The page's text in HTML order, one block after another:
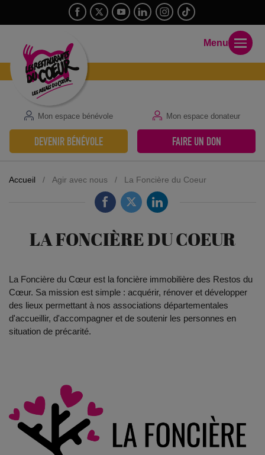
Mon espace bénévole Mon espace donateur
DEVENIR BÉNÉVOLE FAIRE UN DON
Menu
Accueil / Agir avec nous / La Foncière du Coeur
LA FONCIÈRE DU COEUR
La Foncière du Cœur est la foncière immobilière des Restos du
Cœur. Sa mission est simple : acquérir, rénover et développer
des lieux permettant à nos associations départementales
d'accueillir, d'accompagner et de soutenir les personnes en
situation de précarité.